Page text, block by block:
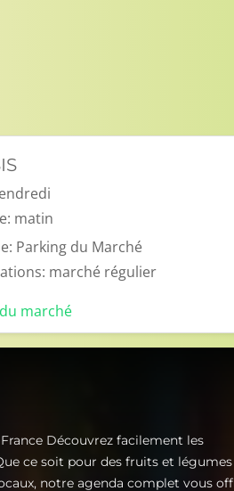
matin
Parking du Marché
marché régulier
marché
Découvrez facilement les
ce soit pour des fruits et légumes
notre agenda complet vous